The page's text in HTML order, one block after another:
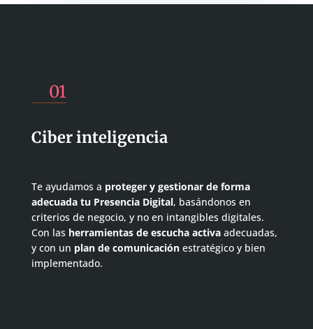
01
Ciber inteligencia
Te ayudamos a proteger y gestionar de forma
adecuada tu Presencia Digital, basándonos en
criterios de negocio, y no en intangibles digitales.
Con las herramientas de escucha activaadecuadas,
y con un plan de comunicaciónestratégico y bien
implementado.